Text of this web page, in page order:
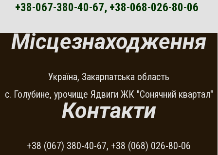
+38-067-380-40-67, +38-068-026-80-06
Місцезнаходження
Україна, Закарпатська область
с. Голубине, урочище Ядвиги ЖК "Сонячний квартал"
Контакти
+38 (067) 380-40-67, +38 (068) 026-80-06